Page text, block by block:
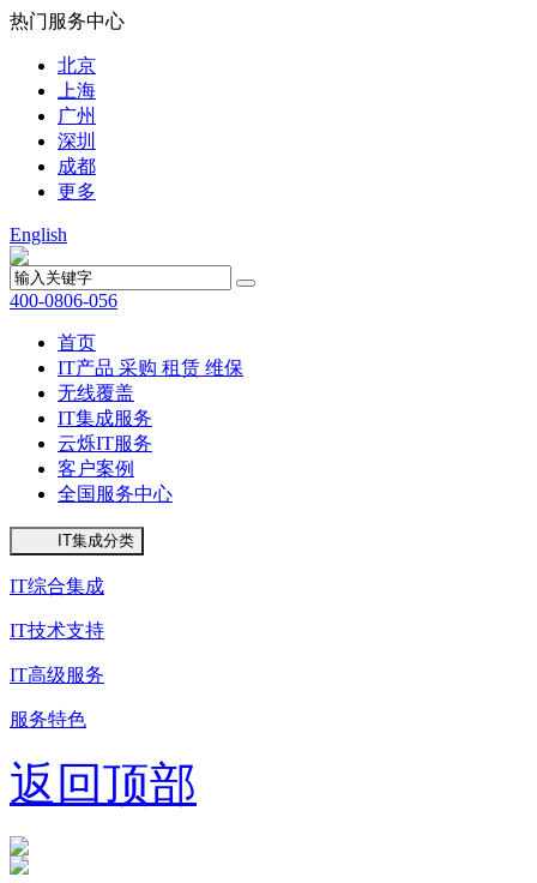
热门服务中心
北京
上海
广州
深圳
成都
更多
English
400-0806-056
首页
IT产品 采购 租赁 维保
无线覆盖
IT集成服务
云烁IT服务
客户案例
全国服务中心
IT集成分类
IT综合集成
IT技术支持
IT高级服务
服务特色
返回顶部